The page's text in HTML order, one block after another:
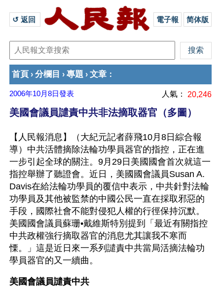
↺ 返回 電子報 简体版
首頁 › 分欄目 › 專題 › 文章 ：
2006年10月8日發表 人氣： 20,246
美國會議員譴責中共非法摘取器官（多圖）
【人民報消息】（大紀元記者薛飛10月8日綜合報
導）中共活體摘除法輪功學員器官的指控，正在進
一步引起全球的關注。9月29日美國國會首次就這一
指控舉辦了聽證會。近日，美國國會議員Susan A.
Davis在給法輪功學員的覆信中表示，中共針對法輪
功學員及其他被監禁的中國公民一直在採取邪惡的
手段，國際社會不能對侵犯人權的行徑保持沉默。
美國國會議員蘇珊•戴維斯特別提到「最近有關指控
中共政權強行摘取器官的消息尤其讓我不寒而
慄。」這是近日來一系列譴責中共當局活摘法輪功
學員器官的又一續曲。
美國會議員譴責中共